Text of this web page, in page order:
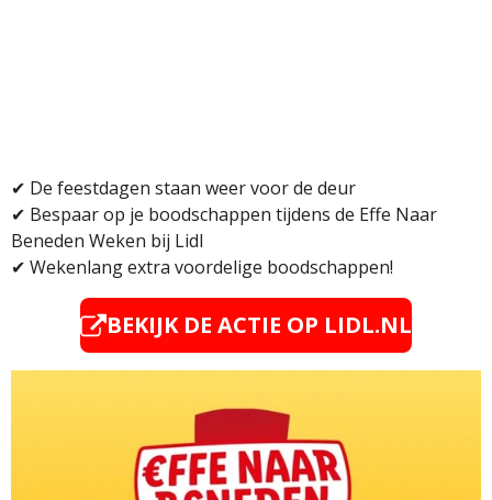
✔ De feestdagen staan weer voor de deur
✔ Bespaar op je boodschappen tijdens de Effe Naar
Beneden Weken bij Lidl
✔ Wekenlang extra voordelige boodschappen!
BEKIJK DE ACTIE OP LIDL.NL